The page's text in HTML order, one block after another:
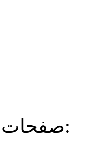
صفحات المستخرج: